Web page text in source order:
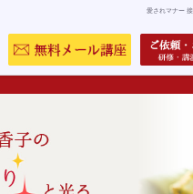
愛されマナー